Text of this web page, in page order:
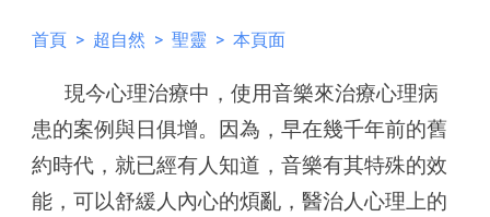
首頁 > 超自然 >聖靈 > 本頁面
現今心理治療中，使用音樂來治療心理病
患的案例與日俱增。因為，早在幾千年前的舊
約時代，就已經有人知道，音樂有其特殊的效
能，可以舒緩人內心的煩亂，醫治人心理上的